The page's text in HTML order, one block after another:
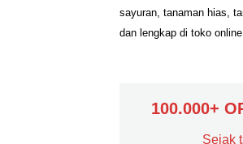
sayuran, tanaman hias,
dan lengkap di toko
100.000+
Sejak